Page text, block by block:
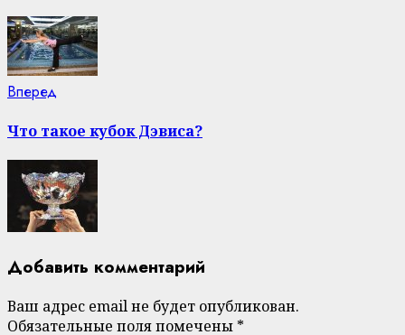
Вперед
Что такое кубок Дэвиса?
Добавить комментарий
Ваш адрес email не будет опубликован.
Обязательные поля помечены *